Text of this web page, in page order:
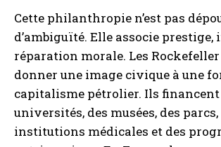
Cette philanthropie n’est pas
d’ambiguïté. Elle associe prestige,
réparation morale. Les
donner une image civique à une
capitalisme pétrolier. Ils financent
universités, des musées, des parcs,
institutions médicales et des